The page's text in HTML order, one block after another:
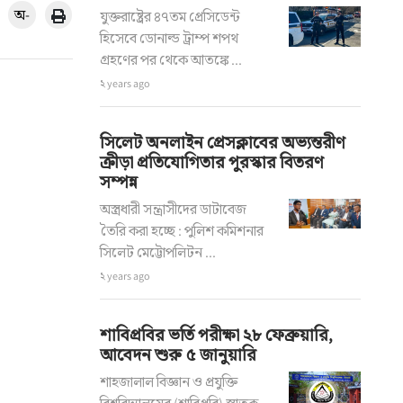
অ-
যুক্তরাষ্ট্রের ৪৭তম প্রেসিডেন্ট
হিসেবে ডোনাল্ড ট্রাম্প শপথ
গ্রহণের পর থেকে আতঙ্কে ...
২ years ago
সিলেট অনলাইন প্রেসক্লাবের অভ্যন্তরীণ
ক্রীড়া প্রতিযোগিতার পুরস্কার বিতরণ
সম্পন্ন
অস্ত্রধারী সন্ত্রাসীদের ডাটাবেজ
তৈরি করা হচ্ছে : পুলিশ কমিশনার
সিলেট মেট্টোপলিটন ...
২ years ago
শাবিপ্রবির ভর্তি পরীক্ষা ২৮ ফেব্রুয়ারি,
আবেদন শুরু ৫ জানুয়ারি
শাহজালাল বিজ্ঞান ও প্রযুক্তি